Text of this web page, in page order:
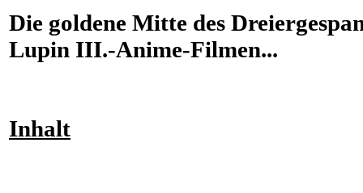
Die goldene Mitte des
Lupin III.-Anime-Filmen...
Inhalt